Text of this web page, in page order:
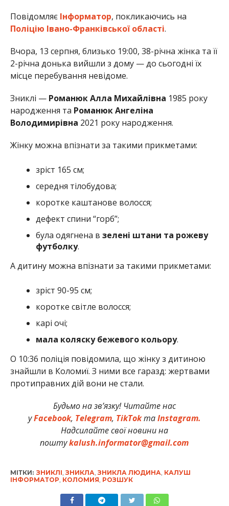
Повідомляє Інформатор, покликаючись на
Поліцію Івано-Франківської області.
Вчора, 13 серпня, близько 19:00, 38-річна жінка та її
2-річна донька вийшли з дому — до сьогодні їх
місце перебування невідоме.
Зниклі — Романюк Алла Михайлівна 1985 року
народження та Романюк Ангеліна
Володимирівна 2021 року народження.
Жінку можна впізнати за такими прикметами:
зріст 165 см;
середня тілобудова;
коротке каштанове волосся;
дефект спини “горб”;
була одягнена в зелені штани та рожеву
футболку.
А дитину можна впізнати за такими прикметами:
зріст 90-95 см;
коротке світле волосся;
карі очі;
мала коляску бежевого кольору.
О 10:36 поліція повідомила, що жінку з дитиною
знайшли в Коломиї. З ними все гаразд: жертвами
протиправних дій вони не стали.
Будьмо на зв’язку! Читайте нас
уFacebook, Telegram, TikTokтаInstagram.
Надсилайте свої новини на
поштуkalush.informator@gmail.com
МІТКИ: ЗНИКЛІ ЗНИКЛА ЗНИКЛА ЛЮДИНА КАЛУШ
ІНФОРМАТОР КОЛОМИЯ РОЗШУК